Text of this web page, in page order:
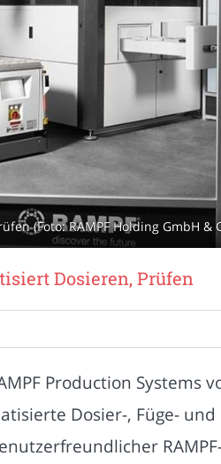
(Foto: RAMPF Holding GmbH &
Dosieren, Prüfen
Production Systems
Dosier-, Füge-